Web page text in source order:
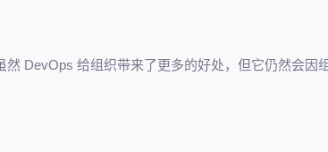
DevOps 给组织带来了更多的好处，但它仍然会因